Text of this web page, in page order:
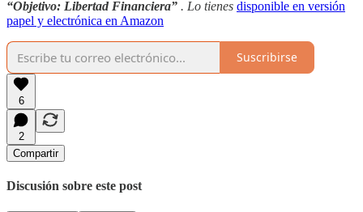
“Objetivo: Libertad Financiera” . Lo tienes disponible en versión
papel y electrónica en Amazon
Suscribirse
6
2
Compartir
Discusión sobre este post